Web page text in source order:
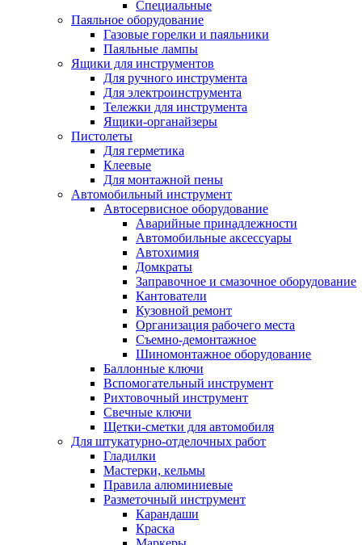
Специальные
Паяльное оборудование
Газовые горелки и паяльники
Паяльные лампы
Ящики для инструментов
Для ручного инструмента
Для электроинструмента
Тележки для инструмента
Ящики-органайзеры
Пистолеты
Для герметика
Клеевые
Для монтажной пены
Автомобильный инструмент
Автосервисное оборудование
Аварийные принадлежности
Автомобильные аксессуары
Автохимия
Домкраты
Заправочное и смазочное оборудование
Кантователи
Кузовной ремонт
Организация рабочего места
Съемно-демонтажное
Шиномонтажное оборудование
Баллонные ключи
Вспомогательный инструмент
Рихтовочный инструмент
Свечные ключи
Щетки-сметки для автомобиля
Для штукатурно-отделочных работ
Гладилки
Мастерки, кельмы
Правила алюминиевые
Разметочный инструмент
Карандаши
Краска